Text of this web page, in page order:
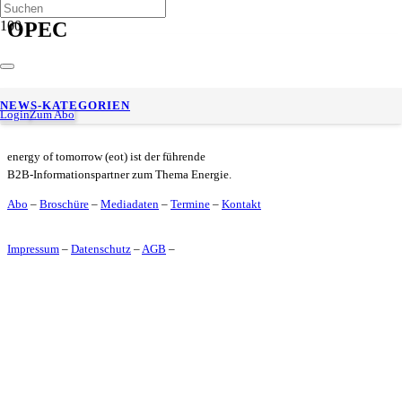
LoginZum Abo
NEWS-KATEGORIEN
OPEC
Avenergy Suisse: Marktlage vom 9. Januar 2023
energy of tomorrow (eot) ist der führende
B2B-Informationspartner zum Thema Energie.
Abo – Broschüre – Mediadaten – Termine – Kontakt
Impressum – Datenschutz –AGB –